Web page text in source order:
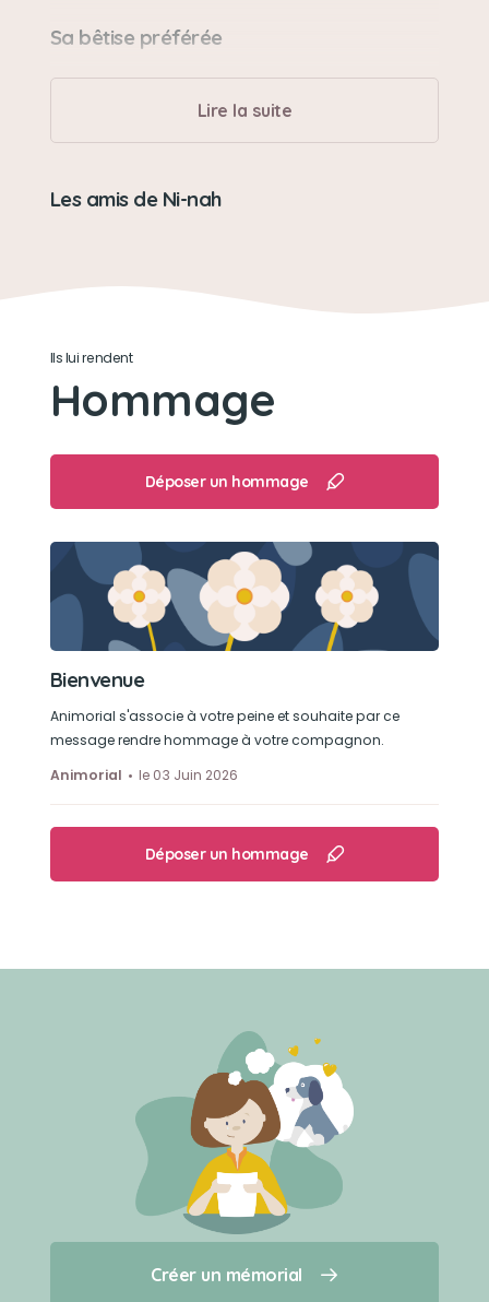
Créer un mémorial
Qui sommes-nous ?
Sa bêtise préférée
Se roulée dans la boue
Son caractère
Très têtue
Un doudou
Son loisir préféré
Jouer avec moi
Lire la suite
Les amis de Ni-nah
Ils lui rendent
Hommage
Déposer un hommage
Bienvenue
Animorial s'associe à votre peine et souhaite par ce
message rendre hommage à votre compagnon.
Animorial
le 03 Juin 2026
Déposer un hommage
Créer un mémorial